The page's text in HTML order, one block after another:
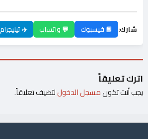
شارك: 📘 فيسبوك 💬 واتساب ✈️ تيليجرام
اترك تعليقاً
يجب أنت تكونمسجل الدخوللتضيف تعليقاً.